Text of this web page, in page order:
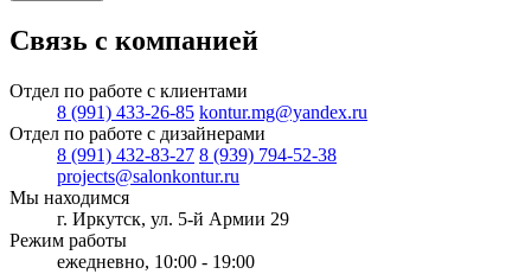
Связь с компанией
Отдел по работе с клиентами
8 (991) 433-26-85 kontur.mg@yandex.ru
Отдел по работе с дизайнерами
8 (991) 432-83-27 8 (939) 794-52-38
projects@salonkontur.ru
Мы находимся
г. Иркутск, ул. 5-й Армии 29
Режим работы
ежедневно, 10:00 - 19:00